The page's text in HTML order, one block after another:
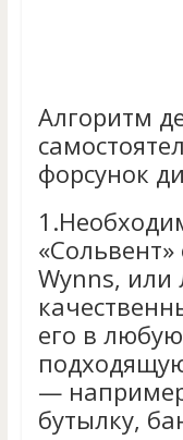
Алгоритм
форсунок
1.
Wynns, или
его в
—
бутылку,